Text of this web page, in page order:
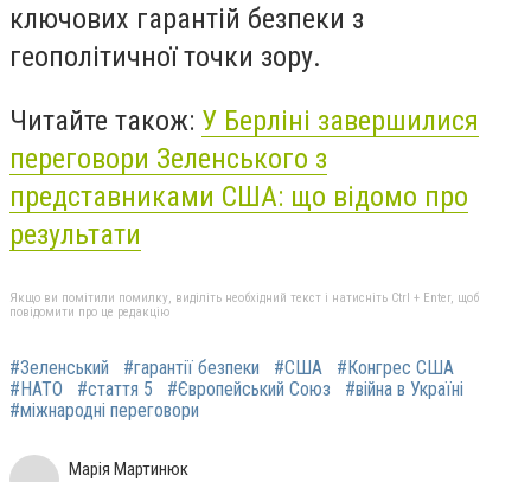
ключових гарантій безпеки з
геополітичної точки зору.
Читайте також: У Берліні завершилися
переговори Зеленського з
представниками США: що відомо про
результати
Якщо ви помітили помилку, виділіть необхідний текст і натисніть Ctrl + Enter, щоб
повідомити про це редакцію
#Зеленський #гарантії безпеки #США
#Конгрес США
#НАТО
#стаття 5 #Європейський Союз
#війна в Україні
#міжнародні переговори
Марія Мартинюк